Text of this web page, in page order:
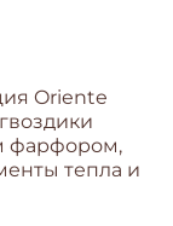
Oriente
фарфором,
тепла и